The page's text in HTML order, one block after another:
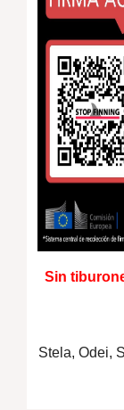
Sin
Stela, Odei,